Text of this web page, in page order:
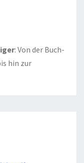
: Von der Buch-
hin zur